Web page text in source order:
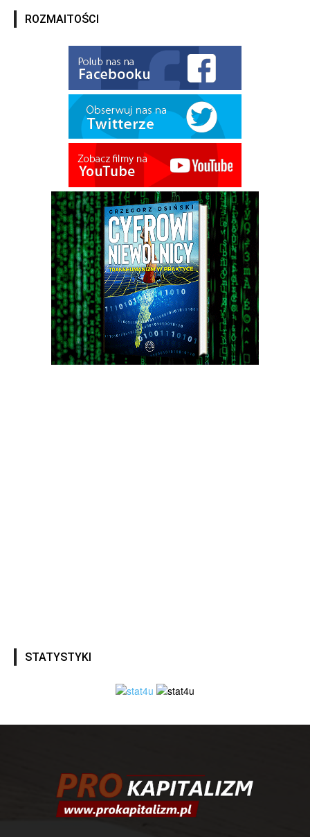
ROZMAITOŚCI
STATYSTYKI